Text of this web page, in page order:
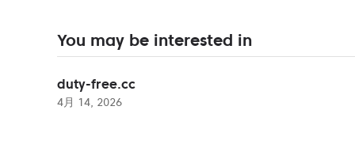
You may be interested in
duty-free.cc
4月 14, 2026